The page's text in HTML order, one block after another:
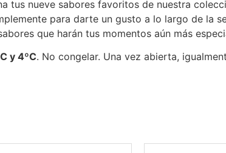
tus nueve sabores favoritos de nuestra
para darte un gusto a lo largo de la
que harán tus momentos aún más
y 4ºC. No congelar. Una vez abierta,